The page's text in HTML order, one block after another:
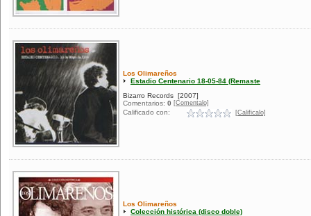
Los Olimareños
Estadio Centenario 18-05-84 (Remaste
Bizarro Records [2007]
Comentarios: 0 [Comentalo]
Calificado con: [Calificalo]
Los Olimareños
Colección histórica (disco doble)